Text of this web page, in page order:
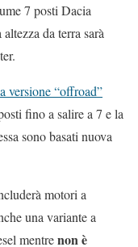
7 posti Dacia
da terra sarà
versione “offroad”
fino a salire a 7 e la
sono basati nuova
motori a
una variante a
mentrenon è